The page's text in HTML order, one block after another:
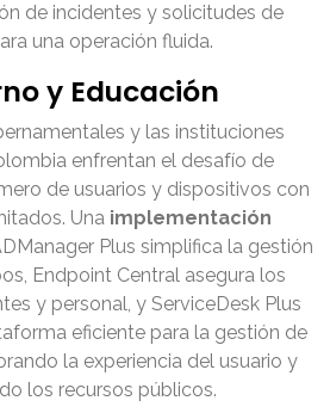
de incidentes y solicitudes de
una operación fluida.
y Educación
y las instituciones
enfrentan el desafío de
de usuarios y dispositivos con
Una implementación
Plus simplifica la gestión
Endpoint Central asegura los
y personal, y ServiceDesk Plus
eficiente para la gestión de
la experiencia del usuario y
los recursos públicos.